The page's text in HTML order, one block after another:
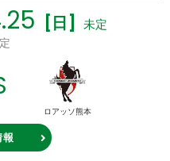
[日] 未定
ロアッソ熊本
報